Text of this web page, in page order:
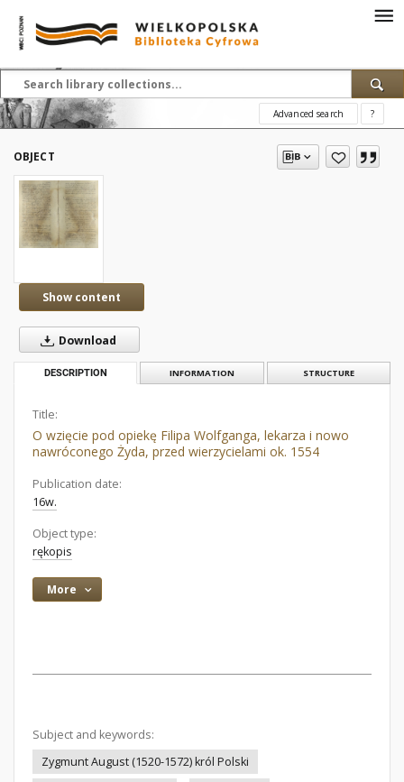
Advanced search ?
OBJECT
Show content
Download
DESCRIPTION INFORMATION STRUCTURE
Title:
O wzięcie pod opiekę Filipa Wolfganga, lekarza i nowo
nawróconego Żyda, przed wierzycielami ok. 1554
Publication date:
16w.
Object type:
rękopis
More
Subject and keywords:
Zygmunt August (1520-1572) król Polski